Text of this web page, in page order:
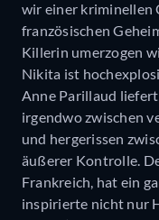
wir einer kriminellen
französischen
Killerin umerzogen
Nikita ist
Anne Parillaud
irgendwo zwischen
und hergerissen
äußerer Kontrolle.
Frankreich, hat ein
inspirierte nicht nur